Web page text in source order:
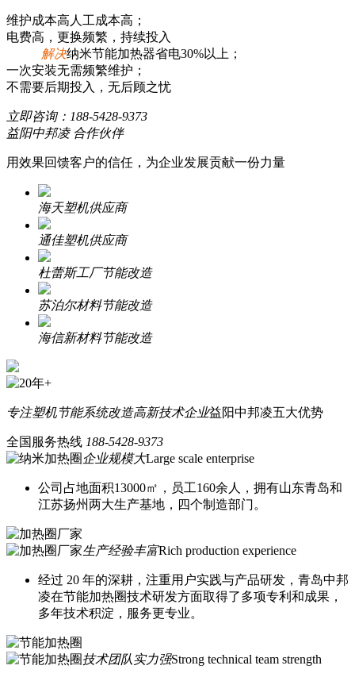
维护成本高人工成本高；
电费高，更换频繁，持续投入
解决纳米节能加热器省电30%以上；
一次安装无需频繁维护；
不需要后期投入，无后顾之忧
立即咨询： 188-5428-9373
益阳中邦凌 合作伙伴
用效果回馈客户的信任，为企业发展贡献一份力量
海天塑机供应商
通佳塑机供应商
杜蕾斯工厂节能改造
苏泊尔材料节能改造
海信新材料节能改造
专注塑机节能系统改造高新技术企业益阳中邦凌五大优势
全国服务热线 188-5428-9373
企业规模大Large scale enterprise
公司占地面积13000㎡，员工160余人，拥有山东青岛和
江苏扬州两大生产基地，四个制造部门。
生产经验丰富Rich production experience
经过 20 年的深耕，注重用户实践与产品研发，青岛中邦
凌在节能加热圈技术研发方面取得了多项专利和成果，
多年技术积淀，服务更专业。
技术团队实力强Strong technical team strength